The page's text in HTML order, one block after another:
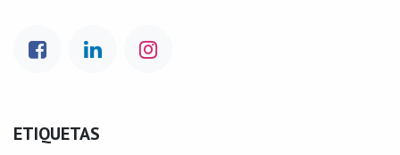
ETIQUETAS